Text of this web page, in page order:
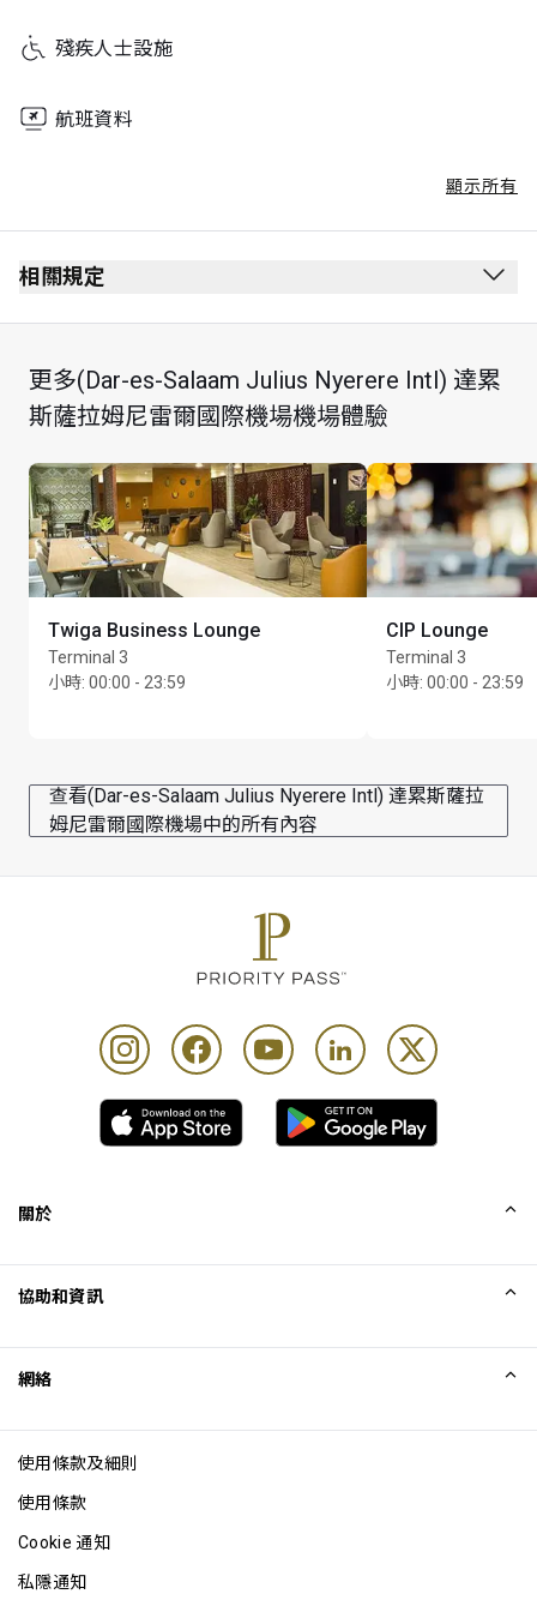
殘疾人士設施
航班資料
顯示所有
相關規定
最長逗留時間：3 小時
每位持卡者最多可攜同 Unlimited 位賓客
更多(Dar-es-Salaam Julius Nyerere Intl) 達累
斯薩拉姆尼雷爾國際機場機場體驗
Twiga Business Lounge
Terminal 3
小時: 00:00 - 23:59
CIP Lounge
Terminal 3
小時: 00:00 - 23:59
查看(Dar-es-Salaam Julius Nyerere Intl) 達累斯薩拉
姆尼雷爾國際機場中的所有內容
關於
Excellence Awards
網誌
協助和資訊
網絡
使用條款及細則
使用條款
Cookie 通知
私隱通知